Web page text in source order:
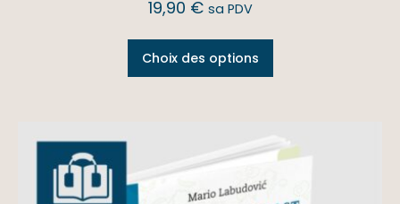
19,90 € sa PDV
Choix des options